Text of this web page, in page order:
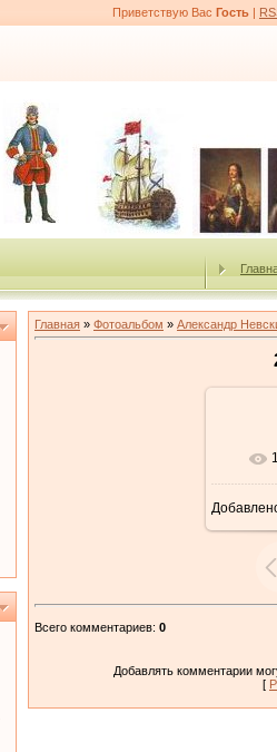
Приветствую Вас Гость |
Главная » Фотоальбом » Александр
Всего комментариев: 0
Добавлять комментарии
[